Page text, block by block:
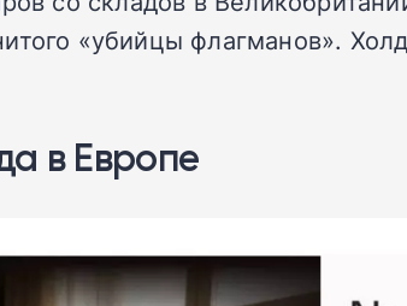
«убийцы флагманов».
в Европе